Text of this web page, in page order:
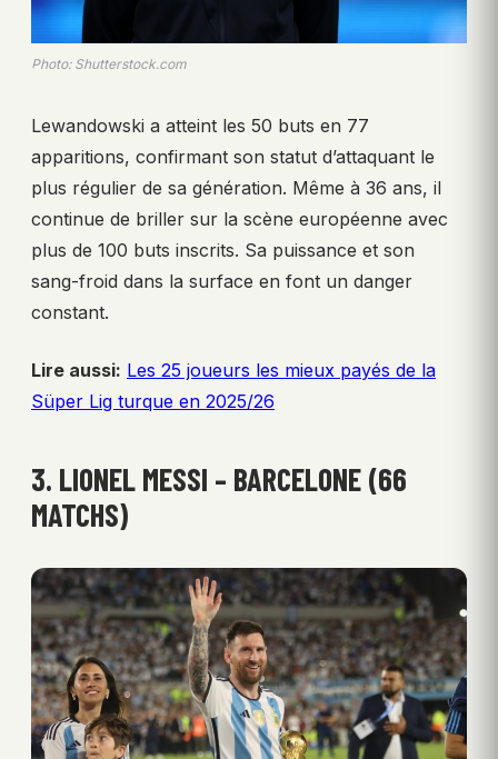
Photo: Shutterstock.com
Lewandowski a atteint les 50 buts en 77
apparitions, confirmant son statut d’attaquant le
plus régulier de sa génération. Même à 36 ans, il
continue de briller sur la scène européenne avec
plus de 100 buts inscrits. Sa puissance et son
sang-froid dans la surface en font un danger
constant.
Lire aussi: Les 25 joueurs les mieux payés de la
Süper Lig turque en 2025/26
3. LIONEL MESSI – BARCELONE (66
MATCHS)